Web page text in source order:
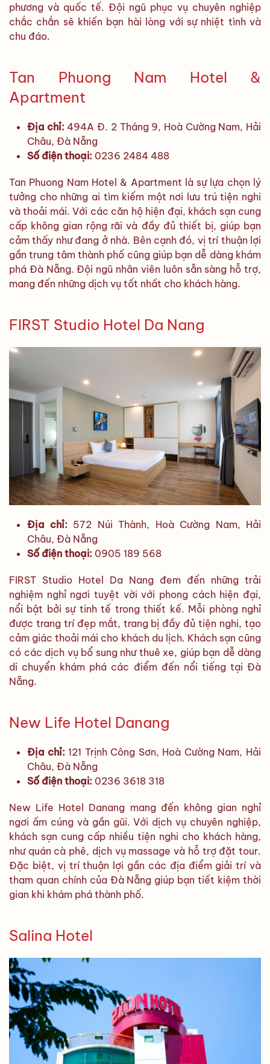
phương và quốc tế. Đội ngũ phục vụ chuyên nghiệp
chắc chắn sẽ khiến bạn hài lòng với sự nhiệt tình và
chu đáo.
Tan Phuong Nam Hotel &
Apartment
Địa chỉ:494A Đ. 2 Tháng 9, Hoà Cường Nam, Hải
Châu, Đà Nẵng
Số điện thoại: 0236 2484 488
Tan Phuong Nam Hotel & Apartment là sự lựa chọn lý
tưởng cho những ai tìm kiếm một nơi lưu trú tiện nghi
và thoải mái. Với các căn hộ hiện đại, khách sạn cung
cấp không gian rộng rãi và đầy đủ thiết bị, giúp bạn
cảm thấy như đang ở nhà. Bên cạnh đó, vị trí thuận lợi
gần trung tâm thành phố cũng giúp bạn dễ dàng khám
phá Đà Nẵng. Đội ngũ nhân viên luôn sẵn sàng hỗ trợ,
mang đến những dịch vụ tốt nhất cho khách hàng.
FIRST Studio Hotel Da Nang
Địa chỉ:572 Núi Thành, Hoà Cường Nam, Hải
Châu, Đà Nẵng
Số điện thoại: 0905 189 568
FIRST Studio Hotel Da Nang đem đến những trải
nghiệm nghỉ ngơi tuyệt vời với phong cách hiện đại,
nổi bật bởi sự tinh tế trong thiết kế. Mỗi phòng nghỉ
được trang trí đẹp mắt, trang bị đầy đủ tiện nghi, tạo
cảm giác thoải mái cho khách du lịch. Khách sạn cũng
có các dịch vụ bổ sung như thuê xe, giúp bạn dễ dàng
di chuyển khám phá các điểm đến nổi tiếng tại Đà
Nẵng.
New Life Hotel Danang
Địa chỉ:121 Trịnh Công Sơn, Hoà Cường Nam, Hải
Châu, Đà Nẵng
Số điện thoại: 0236 3618 318
New Life Hotel Danang mang đến không gian nghỉ
ngơi ấm cúng và gần gũi. Với dịch vụ chuyên nghiệp,
khách sạn cung cấp nhiều tiện nghi cho khách hàng,
như quán cà phê, dịch vụ massage và hỗ trợ đặt tour.
Đặc biệt, vị trí thuận lợi gần các địa điểm giải trí và
tham quan chính của Đà Nẵng giúp bạn tiết kiệm thời
gian khi khám phá thành phố.
Salina Hotel